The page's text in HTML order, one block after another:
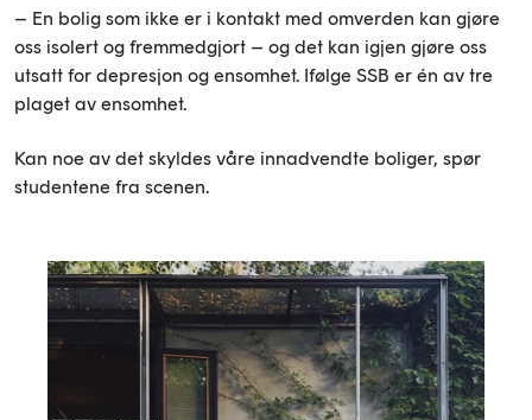
– En bolig som ikke er i kontakt med omverden kan gjøre
oss isolert og fremmedgjort – og det kan igjen gjøre oss
utsatt for depresjon og ensomhet. Ifølge SSB er én av tre
plaget av ensomhet.
Kan noe av det skyldes våre innadvendte boliger, spør
studentene fra scenen.